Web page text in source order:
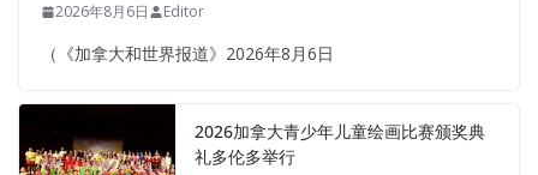
2026年8月6日 Editor
（《加拿大和世界报道》2026年8月6日
2026加拿大青少年儿童绘画比赛颁奖典
礼多伦多举行